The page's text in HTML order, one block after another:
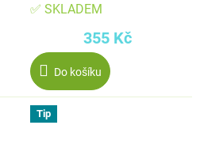
✅ SKLADEM
355 Kč
Do košíku
Tip